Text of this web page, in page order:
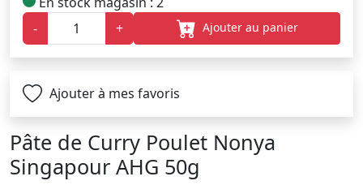
-
+ Ajouter au panier
Ajouter à mes favoris
Pâte de Curry Poulet Nonya
Singapour AHG 50g